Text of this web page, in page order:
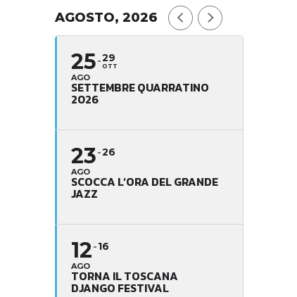
AGOSTO, 2026
25
AGO
29
OTT
SETTEMBRE QUARRATINO
2026
23
AGO
26
SCOCCA L’ORA DEL GRANDE
JAZZ
12
AGO
16
TORNA IL TOSCANA
DJANGO FESTIVAL